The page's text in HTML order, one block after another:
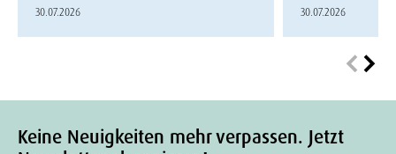
30.07.2026 30.07.2026
Keine Neuigkeiten mehr verpassen. Jetzt